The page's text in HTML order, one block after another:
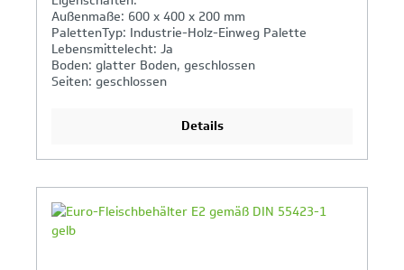
Außenmaße: 600 x 400 x 200 mm
PalettenTyp: Industrie-Holz-Einweg Palette
Lebensmittelecht: Ja
Boden: glatter Boden, geschlossen
Seiten: geschlossen
Details
Ihr Produktvergleich ist voll